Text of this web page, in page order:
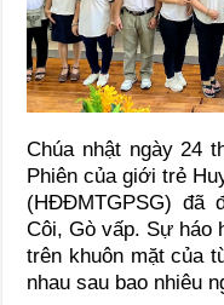
Chúa nhật ngày 24
Phiên của giới trẻ
(HĐĐMTGPSG) đã
Côi, Gò vấp. Sự háo
trên khuôn mặt của
nhau sau bao nhiêu